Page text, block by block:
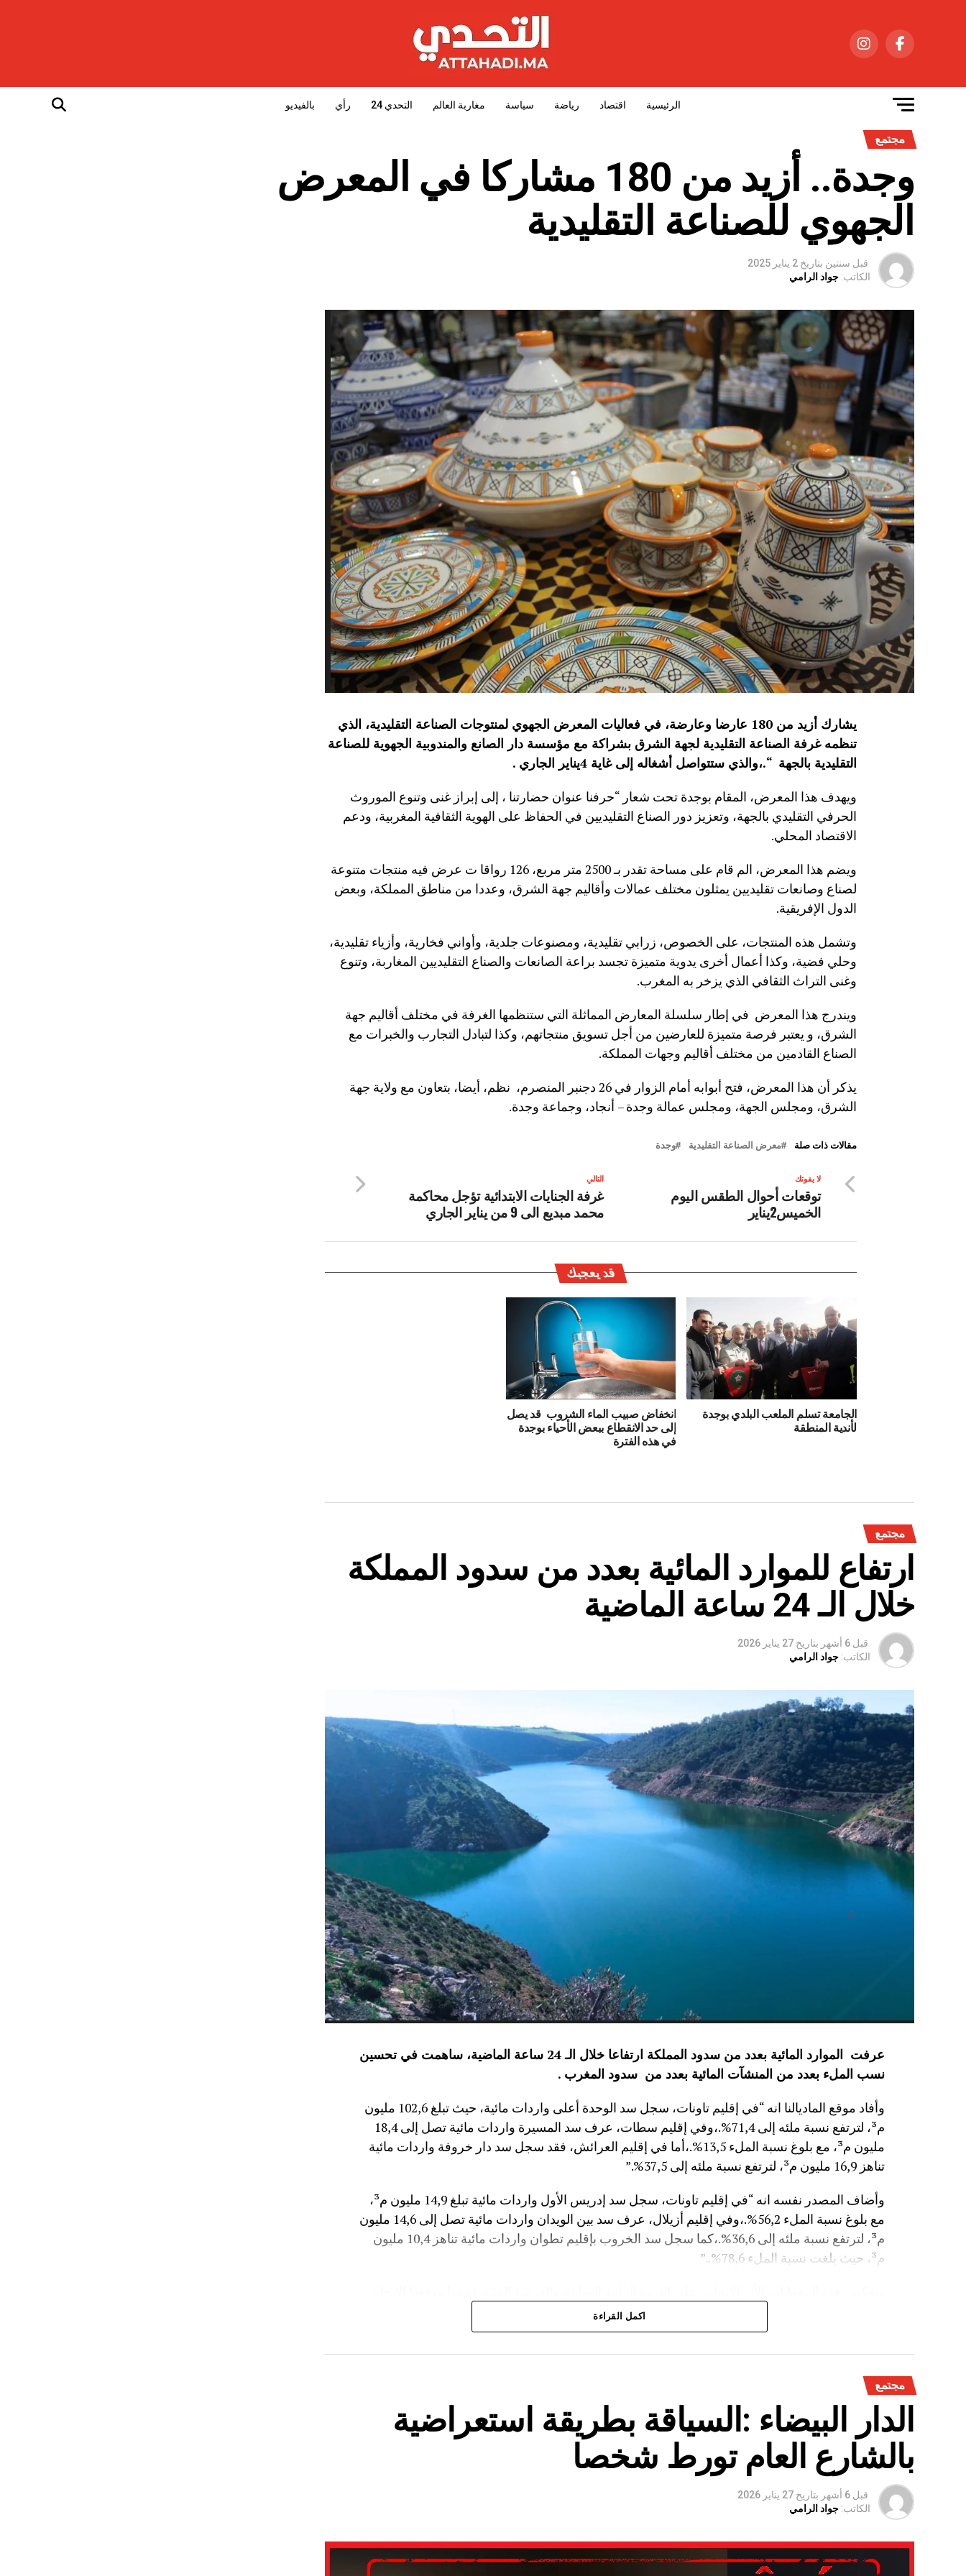
الرئيسية اقتصاد رياضة سياسة مغاربة العالم التحدي 24 رأي بالفيديو
مجتمع
وجدة.. أزيد من 180 مشاركا في المعرض
الجهوي للصناعة التقليدية
قبل سنتين بتاريخ 2 يناير 2025
الكاتب: جواد الرامي
يشارك أزيد من 180 عارضا وعارضة، في فعاليات المعرض الجهوي لمنتوجات الصناعة التقليدية، الذي
تنظمه غرفة الصناعة التقليدية لجهة الشرق بشراكة مع مؤسسة دار الصانع والمندوبية الجهوية للصناعة
التقليدية بالجهة “.،والذي ستتواصل أشغاله إلى غاية 4يناير الجاري .
ويهدف هذا المعرض، المقام بوجدة تحت شعار “حرفنا عنوان حضارتنا ، إلى إبراز غنى وتنوع الموروث
الحرفي التقليدي بالجهة، وتعزيز دور الصناع التقليديين في الحفاظ على الهوية الثقافية المغربية، ودعم
الاقتصاد المحلي.
ويضم هذا المعرض، الم قام على مساحة تقدر بـ 2500 متر مربع، 126 رواقا ت عرض فيه منتجات متنوعة
لصناع وصانعات تقليديين يمثلون مختلف عمالات وأقاليم جهة الشرق، وعددا من مناطق المملكة، وبعض
الدول الإفريقية.
وتشمل هذه المنتجات، على الخصوص، زرابي تقليدية، ومصنوعات جلدية، وأواني فخارية، وأزياء تقليدية،
وحلي فضية، وكذا أعمال أخرى يدوية متميزة تجسد براعة الصانعات والصناع التقليديين المغاربة، وتنوع
وغنى التراث الثقافي الذي يزخر به المغرب.
ويندرج هذا المعرض في إطار سلسلة المعارض المماثلة التي ستنظمها الغرفة في مختلف أقاليم جهة
الشرق، و يعتبر فرصة متميزة للعارضين من أجل تسويق منتجاتهم، وكذا لتبادل التجارب والخبرات مع
الصناع القادمين من مختلف أقاليم وجهات المملكة.
يذكر أن هذا المعرض، فتح أبوابه أمام الزوار في 26 دجنبر المنصرم، نظم، أيضا، بتعاون مع ولاية جهة
الشرق، ومجلس الجهة، ومجلس عمالة وجدة – أنجاد، وجماعة وجدة.
مقالات ذات صلة معرض الصناعة التقليدية وجدة
التالي
غرفة الجنايات الابتدائية تؤجل محاكمة
محمد مبديع الى 9 من يناير الجاري
لا يفوتك
توقعات أحوال الطقس اليوم
الخميس2يناير
قد يعجبك
الجامعة تسلم الملعب البلدي بوجدة
لأندية المنطقة
انخفاض صبيب الماء الشروب قد يصل
إلى حد الانقطاع ببعض الأحياء بوجدة
في هذه الفترة
مجتمع
ارتفاع للموارد المائية بعدد من سدود المملكة
خلال الـ 24 ساعة الماضية
قبل 6 أشهر بتاريخ 27 يناير 2026
الكاتب: جواد الرامي
عرفت الموارد المائية بعدد من سدود المملكة ارتفاعا خلال الـ 24 ساعة الماضية، ساهمت في تحسين
نسب الملء بعدد من المنشآت المائية بعدد من سدود المغرب .
وأفاد موقع الماديالنا انه “في إقليم تاونات، سجل سد الوحدة أعلى واردات مائية، حيث تبلغ 102,6 مليون
م³، لترتفع نسبة ملئه إلى 71,4%.،وفي إقليم سطات، عرف سد المسيرة واردات مائية تصل إلى 18,4
مليون م³، مع بلوغ نسبة الملء 13,5%.،أما في إقليم العرائش، فقد سجل سد دار خروفة واردات مائية
تناهز 16,9 مليون م³، لترتفع نسبة ملئه إلى 37,5%.”
وأضاف المصدر نفسه انه “في إقليم تاونات، سجل سد إدريس الأول واردات مائية تبلغ 14,9 مليون م³،
مع بلوغ نسبة الملء 56,2%.،وفي إقليم أزيلال، عرف سد بين الويدان واردات مائية تصل إلى 14,6 مليون
م³، لترتفع نسبة ملئه إلى 36,6%.،كما سجل سد الخروب بإقليم تطوان واردات مائية تناهز 10,4 مليون
م³، حيث بلغت نسبة الملء 78,6%..”
اكمل القراءة
مجتمع
الدار البيضاء :السياقة بطريقة استعراضية
بالشارع العام تورط شخصا
قبل 6 أشهر بتاريخ 27 يناير 2026
الكاتب: جواد الرامي